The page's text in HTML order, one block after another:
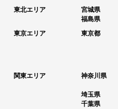
東北エリア
宮城県
福島県
東京エリア
東京都
関東エリア
神奈川県
埼玉県
千葉県